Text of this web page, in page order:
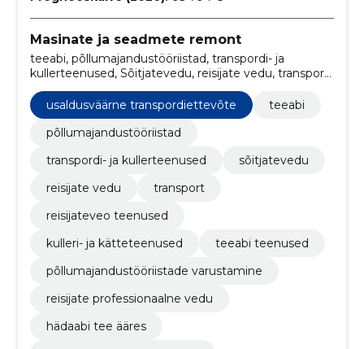
Masinate ja seadmete remont
teeabi, põllumajandustööriistad, transpordi- ja
kullerteenused, Sõitjatevedu, reisijate vedu, transport,
reisijateveo teenused, kulleri- ja kätteteenused,
teeabi teenused, põllumajandustööriistade
varustamine
usaldusväärne transpordiettevõte
teeabi
põllumajandustööriistad
transpordi- ja kullerteenused
sõitjatevedu
reisijate vedu
transport
reisijateveo teenused
kulleri- ja kätteteenused
teeabi teenused
põllumajandustööriistade varustamine
reisijate professionaalne vedu
hädaabi tee ääres